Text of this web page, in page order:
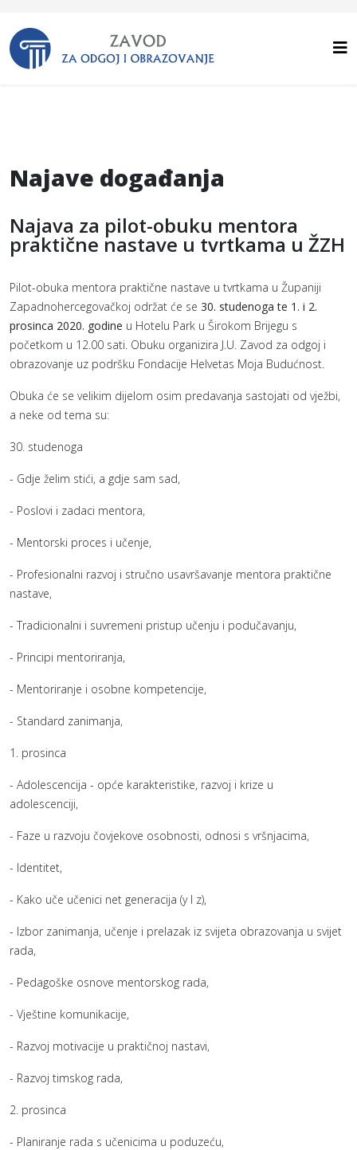
Najave događanja
Najava za pilot-obuku mentora
praktične nastave u tvrtkama u ŽZH
Pilot-obuka mentora praktične nastave u tvrtkama u Županiji
Zapadnohercegovačkoj održat će se 30. studenoga te 1. i 2.
prosinca 2020. godine u Hotelu Park u Širokom Brijegu s
početkom u 12.00 sati. Obuku organizira J.U. Zavod za odgoj i
obrazovanje uz podršku Fondacije Helvetas Moja Budućnost.
Obuka će se velikim dijelom osim predavanja sastojati od vježbi,
a neke od tema su:
30. studenoga
- Gdje želim stići, a gdje sam sad,
- Poslovi i zadaci mentora,
- Mentorski proces i učenje,
- Profesionalni razvoj i stručno usavršavanje mentora praktične
nastave,
- Tradicionalni i suvremeni pristup učenju i podučavanju,
- Principi mentoriranja,
- Mentoriranje i osobne kompetencije,
- Standard zanimanja,
1. prosinca
- Adolescencija - opće karakteristike, razvoj i krize u
adolescenciji,
- Faze u razvoju čovjekove osobnosti, odnosi s vršnjacima,
- Identitet,
- Kako uče učenici net generacija (y I z),
- Izbor zanimanja, učenje i prelazak iz svijeta obrazovanja u svijet
rada,
- Pedagoške osnove mentorskog rada,
- Vještine komunikacije,
- Razvoj motivacije u praktičnoj nastavi,
- Razvoj timskog rada,
2. prosinca
- Planiranje rada s učenicima u poduzeću,